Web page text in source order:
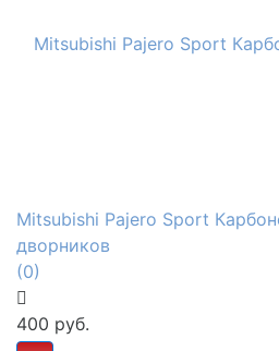
Mitsubishi Pajero Sport
дворников
(0)
400 руб.